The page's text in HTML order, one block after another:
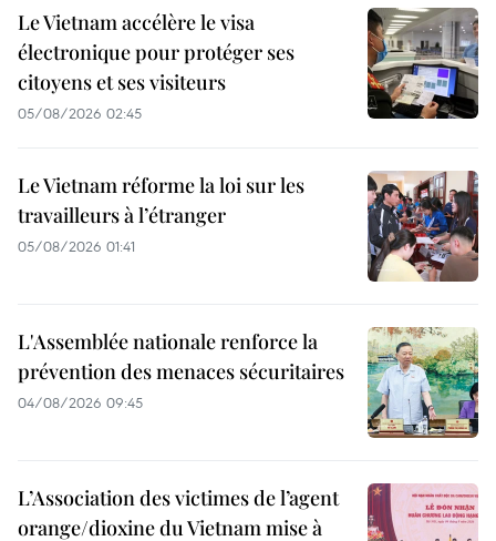
Le Vietnam accélère le visa
électronique pour protéger ses
citoyens et ses visiteurs
05/08/2026 02:45
Le Vietnam réforme la loi sur les
travailleurs à l’étranger
05/08/2026 01:41
L'Assemblée nationale renforce la
prévention des menaces sécuritaires
04/08/2026 09:45
L’Association des victimes de l’agent
orange/dioxine du Vietnam mise à